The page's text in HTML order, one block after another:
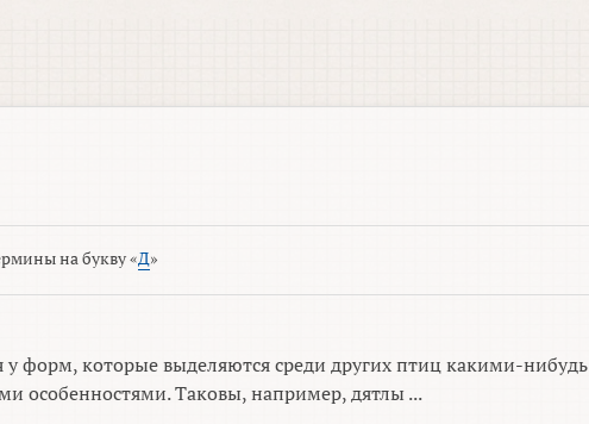
на букву «Д»
у форм, которые выделяются среди других птиц какими-нибудь
особенностями. Таковы, например, дятлы ...